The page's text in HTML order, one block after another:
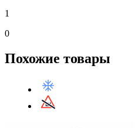
1
0
Похожие товары